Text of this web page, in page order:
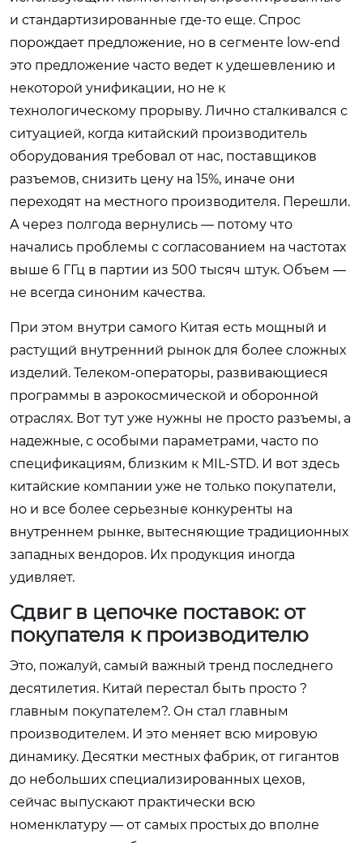
и стандартизированные где-то еще. Спрос
порождает предложение, но в сегменте low-end
это предложение часто ведет к удешевлению и
некоторой унификации, но не к
технологическому прорыву. Лично сталкивался с
ситуацией, когда китайский производитель
оборудования требовал от нас, поставщиков
разъемов, снизить цену на 15%, иначе они
переходят на местного производителя. Перешли.
А через полгода вернулись — потому что
начались проблемы с согласованием на частотах
выше 6 ГГц в партии из 500 тысяч штук. Объем —
не всегда синоним качества.
При этом внутри самого Китая есть мощный и
растущий внутренний рынок для более сложных
изделий. Телеком-операторы, развивающиеся
программы в аэрокосмической и оборонной
отраслях. Вот тут уже нужны не просто разъемы, а
надежные, с особыми параметрами, часто по
спецификациям, близким к MIL-STD. И вот здесь
китайские компании уже не только покупатели,
но и все более серьезные конкуренты на
внутреннем рынке, вытесняющие традиционных
западных вендоров. Их продукция иногда
удивляет.
Сдвиг в цепочке поставок: от
покупателя к производителю
Это, пожалуй, самый важный тренд последнего
десятилетия. Китай перестал быть просто ?
главным покупателем?. Он стал главным
производителем. И это меняет всю мировую
динамику. Десятки местных фабрик, от гигантов
до небольших специализированных цехов,
сейчас выпускают практически всю
номенклатуру — от самых простых до вполне